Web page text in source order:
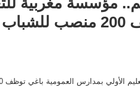
العمومية باغي توظف